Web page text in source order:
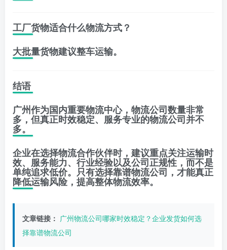
工厂货物适合什么物流方式？
大批量货物建议整车运输。
结语
广州作为国内重要物流中心，物流公司数量非常
多，但真正时效稳定、服务专业的物流公司并不
多。
企业在选择物流合作伙伴时，建议重点关注运输时
效、服务能力、行业经验以及公司正规性，而不是
单纯追求低价。只有选择靠谱物流公司，才能真正
降低运输风险，提高整体物流效率。
文章链接： 广州物流公司哪家时效稳定？企业发货如何选
择靠谱物流公司